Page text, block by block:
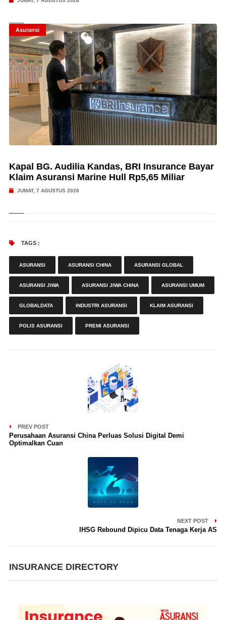
Asuransi
Kapal BG. Audilia Kandas, BRI Insurance Bayar
Klaim Asuransi Marine Hull Rp5,65 Miliar
JUMAT, 7 AGUSTUS 2026
TAGS :
ASURANSI ASURANSI CHINA ASURANSI GLOBAL
ASURANSI JIWA ASURANSI JIWA CHINA ASURANSI UMUM
GLOBALDATA INDUSTRI ASURANSI KLAIM ASURANSI
POLIS ASURANSI PREMI ASURANSI
PREV POST
Perusahaan Asuransi China Perluas Solusi Digital Demi
Optimalkan Cuan
NEXT POST
IHSG Rebound Dipicu Data Tenaga Kerja AS
INSURANCE DIRECTORY